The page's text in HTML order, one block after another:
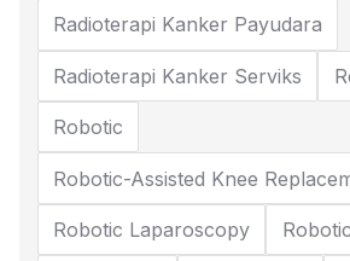
Radioterapi Kanker Payudara
Radioterapi Kanker Serviks
Robotic
Robotic-Assisted Knee
Robotic Laparoscopy